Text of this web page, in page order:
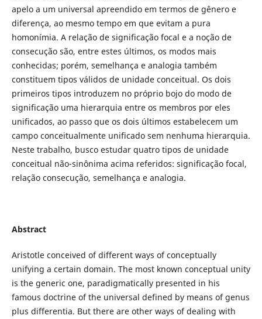
apelo a um universal apreendido em termos de gênero e
diferença, ao mesmo tempo em que evitam a pura
homonímia. A relação de significação focal e a noção de
consecução são, entre estes últimos, os modos mais
conhecidas; porém, semelhança e analogia também
constituem tipos válidos de unidade conceitual. Os dois
primeiros tipos introduzem no próprio bojo do modo de
significação uma hierarquia entre os membros por eles
unificados, ao passo que os dois últimos estabelecem um
campo conceitualmente unificado sem nenhuma hierarquia.
Neste trabalho, busco estudar quatro tipos de unidade
conceitual não-sinônima acima referidos: significação focal,
relação consecução, semelhança e analogia.
Abstract
Aristotle conceived of different ways of conceptually
unifying a certain domain. The most known conceptual unity
is the generic one, paradigmatically presented in his
famous doctrine of the universal defined by means of genus
plus differentia. But there are other ways of dealing with